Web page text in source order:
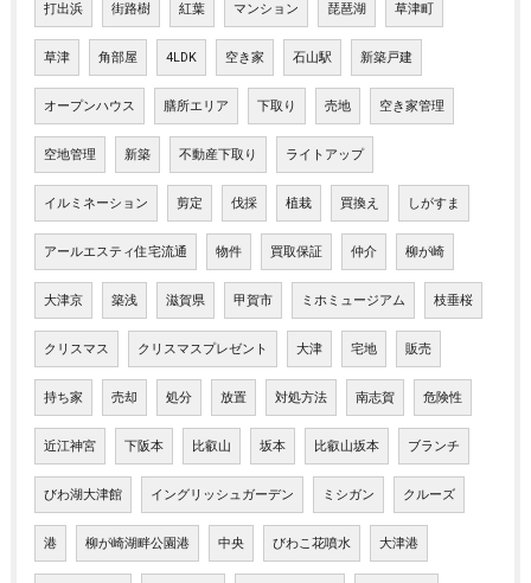
打出浜 街路樹 紅葉 マンション 琵琶湖 草津町
草津 角部屋 4LDK 空き家 石山駅 新築戸建
オープンハウス 膳所エリア 下取り 売地 空き家管理
空地管理 新築 不動産下取り ライトアップ
イルミネーション 剪定 伐採 植栽 買換え しがすま
アールエスティ住宅流通 物件 買取保証 仲介 柳が崎
大津京 築浅 滋賀県 甲賀市 ミホミュージアム 枝垂桜
クリスマス クリスマスプレゼント 大津 宅地 販売
持ち家 売却 処分 放置 対処方法 南志賀 危険性
近江神宮 下阪本 比叡山 坂本 比叡山坂本 ブランチ
びわ湖大津館 イングリッシュガーデン ミシガン クルーズ
港 柳が崎湖畔公園港 中央 びわこ花噴水 大津港